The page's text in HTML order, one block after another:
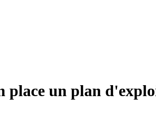
place un plan